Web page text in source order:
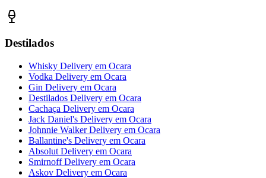
Destilados
Whisky Delivery em Ocara
Vodka Delivery em Ocara
Gin Delivery em Ocara
Destilados Delivery em Ocara
Cachaça Delivery em Ocara
Jack Daniel's Delivery em Ocara
Johnnie Walker Delivery em Ocara
Ballantine's Delivery em Ocara
Absolut Delivery em Ocara
Smirnoff Delivery em Ocara
Askov Delivery em Ocara